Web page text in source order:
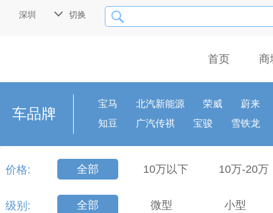
深圳  切换 
首页 商
车品牌
宝马 北汽新能源 荣威
蔚来
知豆
广汽传祺 宝骏
雪铁龙
价格: 全部 10万以下 10万-20万
级别: 全部 微型
小型